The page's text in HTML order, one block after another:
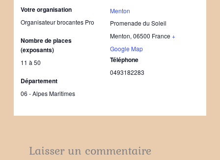
Menton
Promenade du Soleil
Menton, 06500 France +
Google Map
Téléphone
0493182283
Votre organisation
Organisateur brocantes Pro
Nombre de places
(exposants)
11 à 50
Département
06 - Alpes Maritimes
Laisser un commentaire